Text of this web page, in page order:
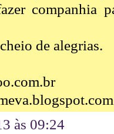
companhia
de alegrias.
às 09:24